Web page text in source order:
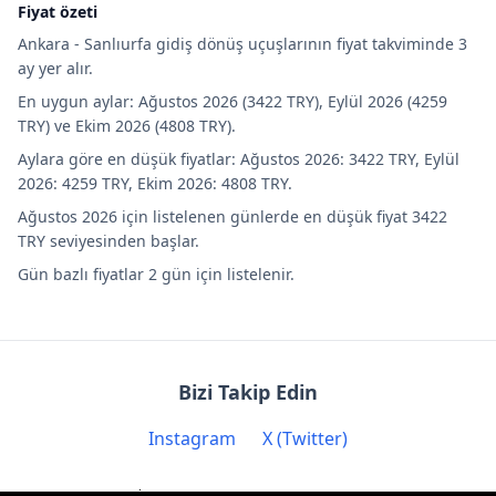
Fiyat özeti
Ankara - Sanlıurfa gidiş dönüş uçuşlarının fiyat takviminde 3
ay yer alır.
En uygun aylar: Ağustos 2026 (3422 TRY), Eylül 2026 (4259
TRY) ve Ekim 2026 (4808 TRY).
Aylara göre en düşük fiyatlar: Ağustos 2026: 3422 TRY, Eylül
2026: 4259 TRY, Ekim 2026: 4808 TRY.
Ağustos 2026 için listelenen günlerde en düşük fiyat 3422
TRY seviyesinden başlar.
Gün bazlı fiyatlar 2 gün için listelenir.
Bizi Takip Edin
Instagram X (Twitter)